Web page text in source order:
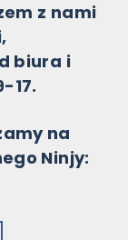
z nami
biura i
17.
na
Ninjy: